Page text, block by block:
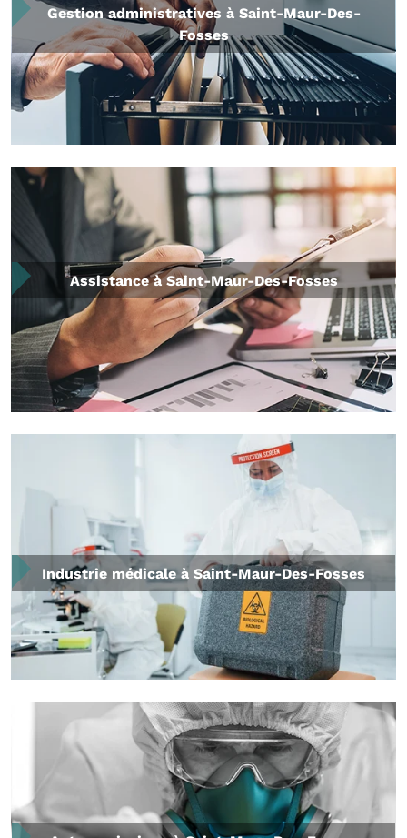
Gestion administratives à Saint-Maur-Des-
Fosses
Assistance à Saint-Maur-Des-Fosses
Industrie médicale à Saint-Maur-Des-Fosses